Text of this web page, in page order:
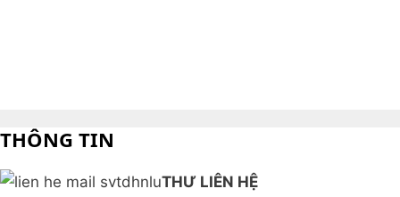
THÔNG TIN
THƯ LIÊN HỆ